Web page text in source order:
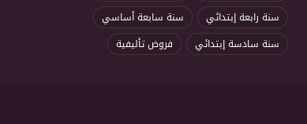
سنة رابعة إبتدائي
سنة سابعة أساسي
سنة سادسة إبتدائي
فروض تأليفية